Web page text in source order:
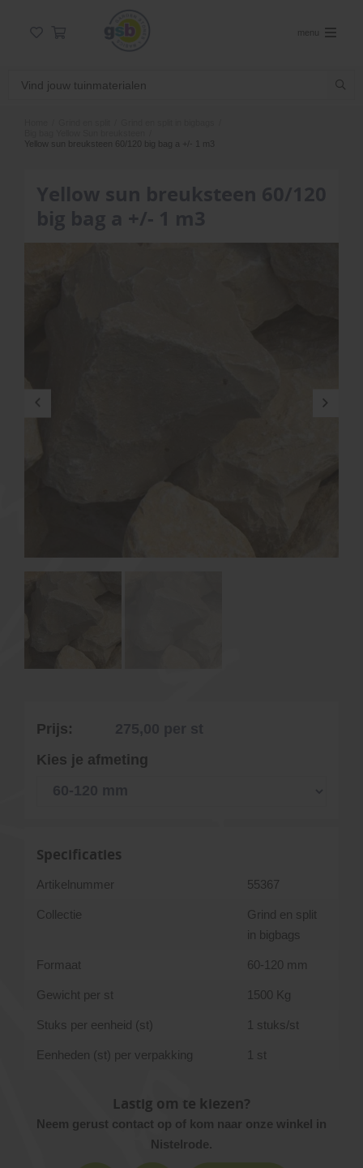
menu
Yellow sun breuksteen 60/120 big bag a +/- 1 m3
Prijs:
Kies je afmeting
Specificaties
Artikelnummer 55367
Collectie
Grind en split
in bigbags
Formaat 60-120 mm
Gewicht per st 1500 Kg
Stuks per eenheid (st) 1 stuks/st
Eenheden (st) per verpakking 1 st
Lastig om te kiezen?
Neem gerust contact op of kom naar onze winkel in
Nistelrode.